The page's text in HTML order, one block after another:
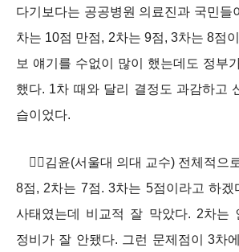
다기보다는 공공병원 의료진과 국민들
차는 10점 만점, 2차는 9점, 3차는 8점
보 얘기를 수없이 많이 했는데도 정부
했다. 1차 때와 달리 결정도 과감하고
습이었다.
김윤(서울대 의대 교수) 전체적으
8점, 2차는 7점. 3차는 5점이라고 하겠
사태였는데 비교적 잘 막았다. 2차는
정비가 잘 안됐다. 그런 문제점이 3차